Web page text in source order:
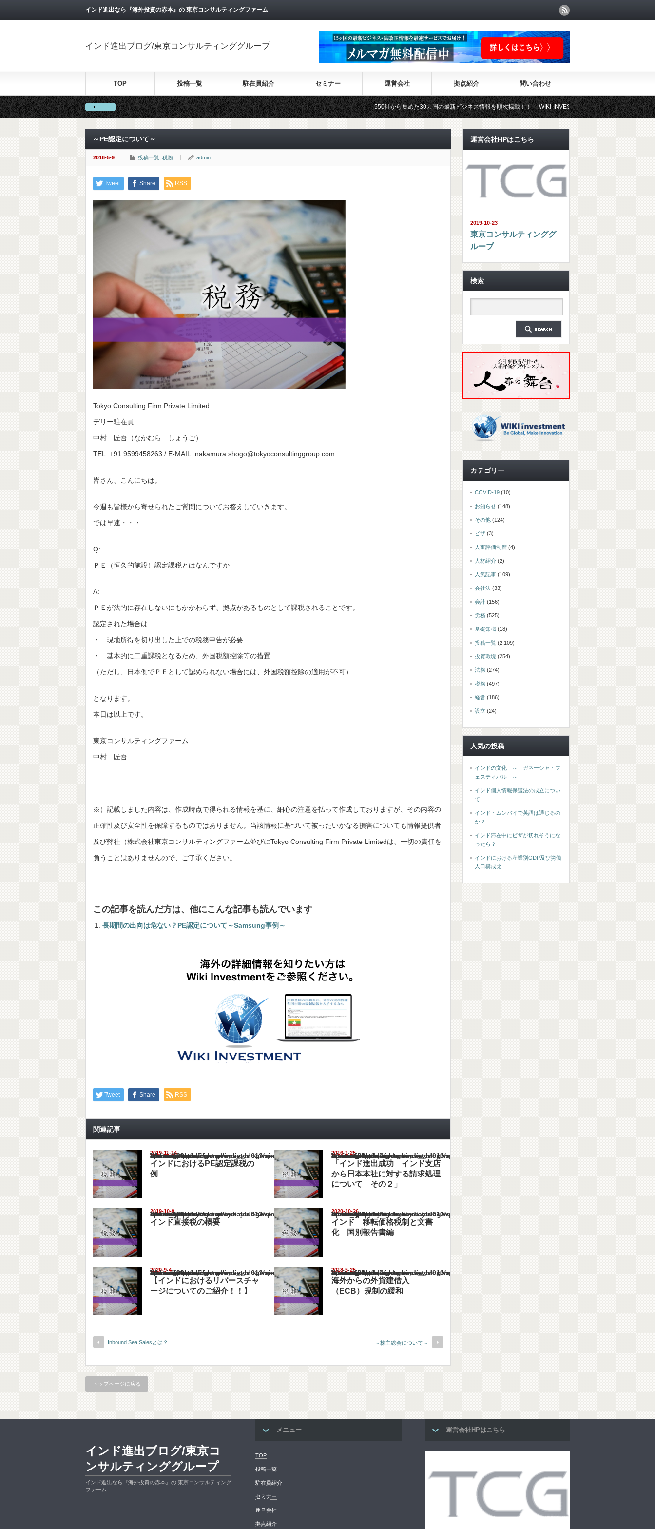
インド進出なら『海外投資の赤本』の 東京コンサルティングファーム
インド進出ブログ/東京コンサルティンググループ
TOP 投稿一覧 駐在員紹介 セミナー 運営会社 拠点紹介 問い合わせ
550社から集めた30カ国の最新ビジネス情報を順次掲載！！ WIKI-INVESTMENTはこちらから！
～PE認定について～
2016-5-9 投稿一覧 税務 admin
Tweet Share RSS
Tokyo Consulting Firm Private Limited
デリー駐在員
中村 匠吾（なかむら しょうご）
TEL: +91 9599458263 / E-MAIL: nakamura.shogo@tokyoconsultinggroup.com
皆さん、こんにちは。
今週も皆様から寄せられたご質問についてお答えしていきます。
では早速・・・
Q:
ＰＥ（恒久的施設）認定課税とはなんですか
A:
ＰＥが法的に存在しないにもかかわらず、拠点があるものとして課税されることです。
認定された場合は
・ 現地所得を切り出した上での税務申告が必要
・ 基本的に二重課税となるため、外国税額控除等の措置
（ただし、日本側でＰＥとして認められない場合には、外国税額控除の適用が不可）
となります。
本日は以上です。
東京コンサルティングファーム
中村 匠吾
※）記載しました内容は、作成時点で得られる情報を基に、細心の注意を払って作成しておりますが、その内容の
正確性及び安全性を保障するものではありません。当該情報に基づいて被ったいかなる損害についても情報提供者
及び弊社（株式会社東京コンサルティングファーム並びにTokyo Consulting Firm Private Limitedは、一切の責任を
負うことはありませんので、ご了承ください。
この記事を読んだ方は、他にこんな記事も読んでいます
長期間の出向は危ない？PE認定について～Samsung事例～
Tweet Share RSS
関連記事
2019-11-14
Warning
: Undefined array key "show_category" in
/home/netst/kuno-cpa.co.jp/public_html/india_blog/wp-content/themes/gorgeous_tcd013/single.php
on line183
インドにおけるPE認定課税の
例
2016-1-25
Warning
: Undefined array key "show_category" in
/home/netst/kuno-cpa.co.jp/public_html/india_blog/wp-content/themes/gorgeous_tcd013/single.php
on line183
「インド進出成功 インド支店
から日本本社に対する請求処理
について その２」
2019-10-9
Warning
: Undefined array key "show_category" in
/home/netst/kuno-cpa.co.jp/public_html/india_blog/wp-content/themes/gorgeous_tcd013/single.php
on line183
インド直接税の概要
2020-10-26
Warning
: Undefined array key "show_category" in
/home/netst/kuno-cpa.co.jp/public_html/india_blog/wp-content/themes/gorgeous_tcd013/single.php
on line183
インド 移転価格税制と文書
化 国別報告書編
2020-9-4
Warning
: Undefined array key "show_category" in
/home/netst/kuno-cpa.co.jp/public_html/india_blog/wp-content/themes/gorgeous_tcd013/single.php
on line183
【インドにおけるリバースチャ
ージについてのご紹介！！】
2018-5-25
Warning
: Undefined array key "show_category" in
/home/netst/kuno-cpa.co.jp/public_html/india_blog/wp-content/themes/gorgeous_tcd013/single.php
on line183
海外からの外貨建借入
（ECB）規制の緩和
Inbound Sea Salesとは？ ～株主総会について～
トップページに戻る
運営会社HPはこちら
2019-10-23
東京コンサルティンググ
ループ
検索
カテゴリー
COVID-19 (10)
お知らせ (148)
その他 (124)
ビザ (3)
人事評価制度 (4)
人材紹介 (2)
人気記事 (109)
会社法 (33)
会計 (156)
労務 (525)
基礎知識 (18)
投稿一覧 (2,109)
投資環境 (254)
法務 (274)
税務 (497)
経営 (186)
設立 (24)
人気の投稿
インドの文化 ～ ガネーシャ・フ
ェスティバル ～
インド個人情報保護法の成立につい
て
インド・ムンバイで英語は通じるの
か？
インド滞在中にビザが切れそうにな
ったら？
インドにおける産業別GDP及び労働
人口構成比
メニュー
TOP
投稿一覧
駐在員紹介
セミナー
運営会社
拠点紹介
運営会社HPはこちら
インド進出ブログ/東京コ
ンサルティンググループ
インド進出なら『海外投資の赤本』の 東京コンサルティング
ファーム